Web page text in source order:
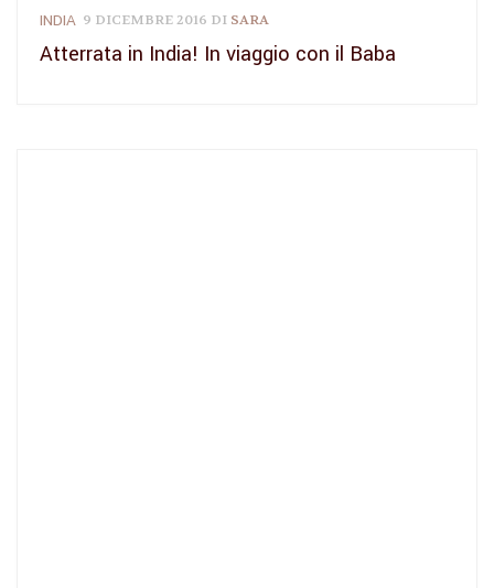
INDIA 9 DICEMBRE 2016 DI SARA
Atterrata in India! In viaggio con il Baba